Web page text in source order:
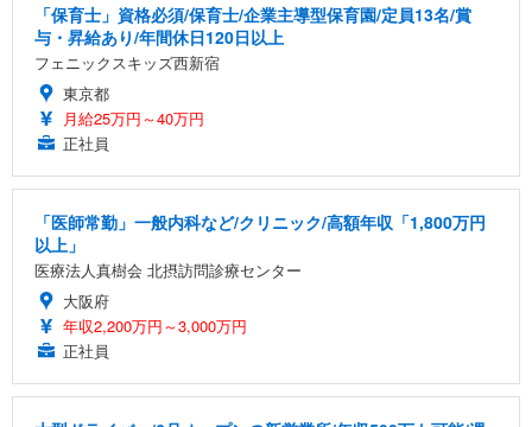
「保育士」資格必須/保育士/企業主導型保育園/定員13名/賞
与・昇給あり/年間休日120日以上
フェニックスキッズ西新宿
東京都
月給25万円～40万円
正社員
「医師常勤」一般内科など/クリニック/高額年収「1,800万円
以上」
医療法人真樹会 北摂訪問診療センター
大阪府
年収2,200万円～3,000万円
正社員